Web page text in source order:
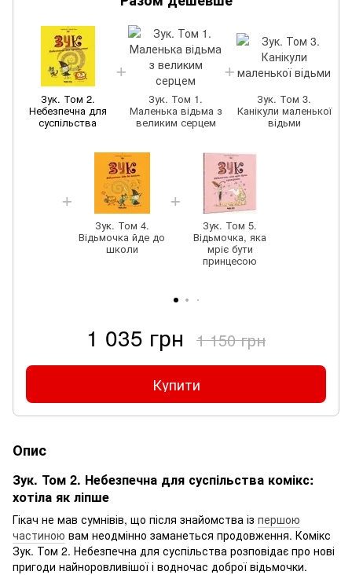
Зук. Том 2.
Небезпечна для
суспільства
Зук. Том 1.
Маленька відьма з
великим серцем
Зук. Том 3.
Канікули маленької
відьми
Зук. Том 4.
Відьмочка йде до
школи
Зук. Том 5.
Відьмочка, яка
мріє бути
принцесою
1 035 грн 1 150 грн
Купити
Опис
Зук. Том 2. Небезпечна для суспільства комікс:
хотіла як ліпше
Гікач не мав сумнівів, що після знайомства із першою
частиною вам неодмінно заманеться продовження. Комікс
Зук. Том 2. Небезпечна для суспільства розповідає про нові
пригоди найноровливішої і водночас доброї відьмочки.